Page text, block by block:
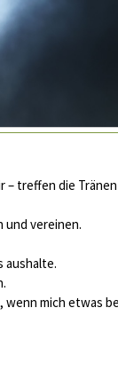
treffen die
und vereinen.
aushalte.
wenn mich etwas